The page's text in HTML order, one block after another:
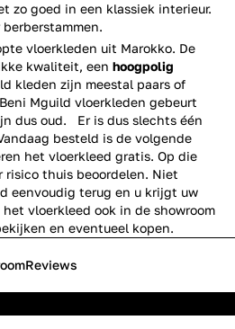
zo goed in een klassiek interieur.
vloerkleden uit Marokko. De
kwaliteit, een hoogpolig
kleden zijn meestal paars of
Mguild vloerkleden gebeurt
dus oud. Er is dus slechts één
besteld is de volgende
het vloerkleed gratis. Op die
risico thuis beoordelen. Niet
eenvoudig terug en u krijgt uw
vloerkleed ook in de showroom
en eventueel kopen.
Reviews